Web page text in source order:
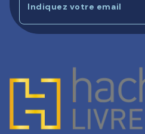
Indiquez votre email